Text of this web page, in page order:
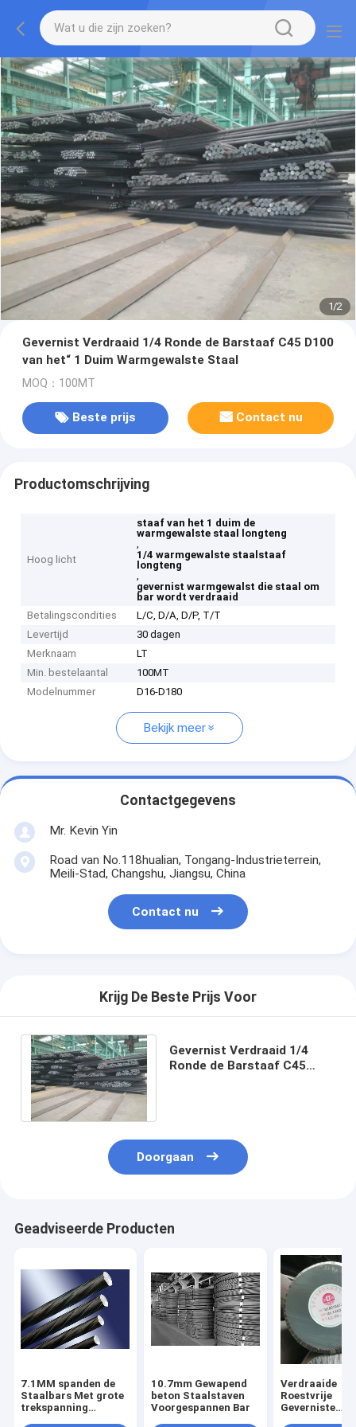
1/2
Gevernist Verdraaid 1/4 Ronde de Barstaaf C45 D100
van het“ 1 Duim Warmgewalste Staal
MOQ：100MT
Beste prijs Contact nu
Productomschrijving
Hoog licht
staaf van het 1 duim de
warmgewalste staal longteng
,
1/4 warmgewalste staalstaaf
longteng
,
gevernist warmgewalst die staal om
bar wordt verdraaid
Betalingscondities
L/C, D/A, D/P, T/T
Levertijd
30 dagen
Merknaam
LT
Min. bestelaantal
100MT
Modelnummer
D16-D180
Bekijk meer
Contactgegevens
Mr. Kevin Yin
Road van No.118hualian, Tongang-Industrieterrein,
Meili-Stad, Changshu, Jiangsu, China
Contact nu
Krijg De Beste Prijs Voor
Gevernist Verdraaid 1/4
Ronde de Barstaaf C45
Doorgaan
Geadviseerde Producten
7.1MM spanden de
Staalbars Met grote
trekspanning
10.7mm Gewapend
beton Staalstaven
Voorgespannen Bar
Verdraaide
Roestvrije
Geverniste